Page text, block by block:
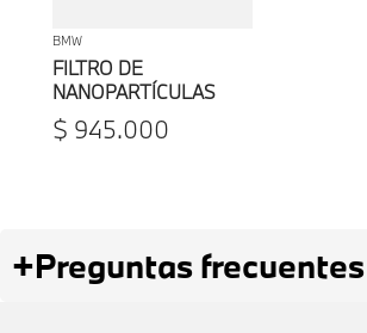
BMW
FILTRO DE
NANOPARTÍCULAS
BMW
$ 945.000
+Preguntas frecuentes